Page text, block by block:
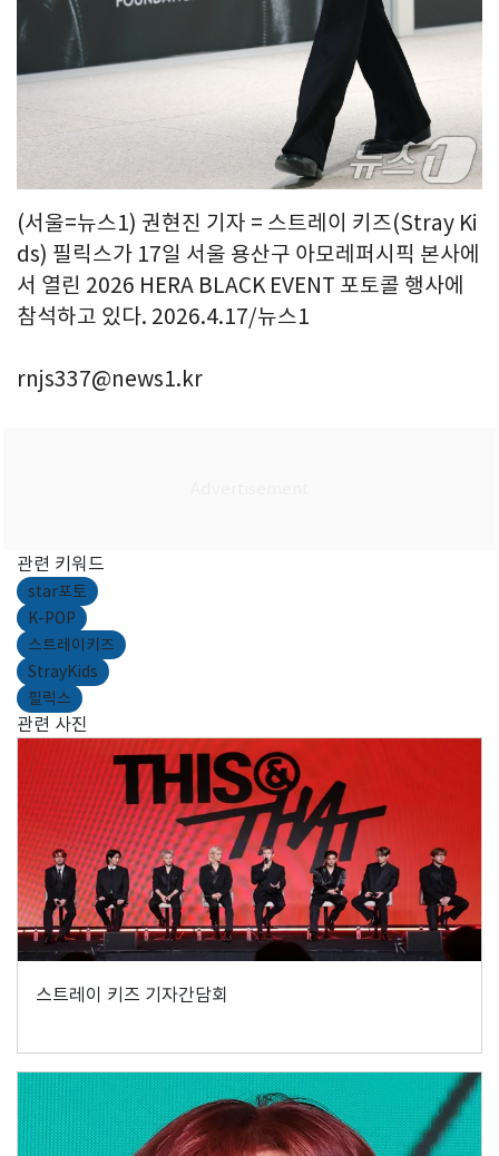
(서울=뉴스1) 권현진 기자 = 스트레이 키즈(Stray Ki
ds) 필릭스가 17일 서울 용산구 아모레퍼시픽 본사에
서 열린 2026 HERA BLACK EVENT 포토콜 행사에
참석하고 있다. 2026.4.17/뉴스1
rnjs337@news1.kr
관련 키워드
star포토
K-POP
스트레이키즈
StrayKids
필릭스
관련 사진
스트레이 키즈 기자간담회